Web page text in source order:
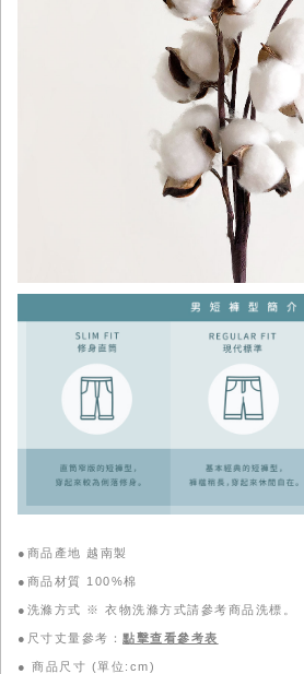
●商品產地 越南製
●商品材質 100%棉
●洗滌方式 ※ 衣物洗滌方式請參考商品洗標。
●尺寸丈量參考： 點擊查看參考表
● 商品尺寸 (單位:cm)